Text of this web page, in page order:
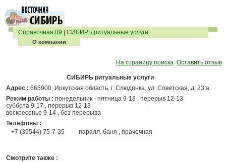
Справочная 09 СИБИРЬ ритуальные услуги
О компании
На страницу поиска Оставить отзыв
СИБИРЬ ритуальные услуги
Адрес : 665900, Иркутская область, г. Слюдянка, ул. Советская, д. 23 а
Режим работы : понедельник - пятница 9-18 , перерыв 12-13
суббота 9-17 , перерыв 12-13
воскресенье 9-14 , без перерыва
Телефоны :
+7 (39544) 75-7-35
паралл. баня , прачечная
Смотрите также :